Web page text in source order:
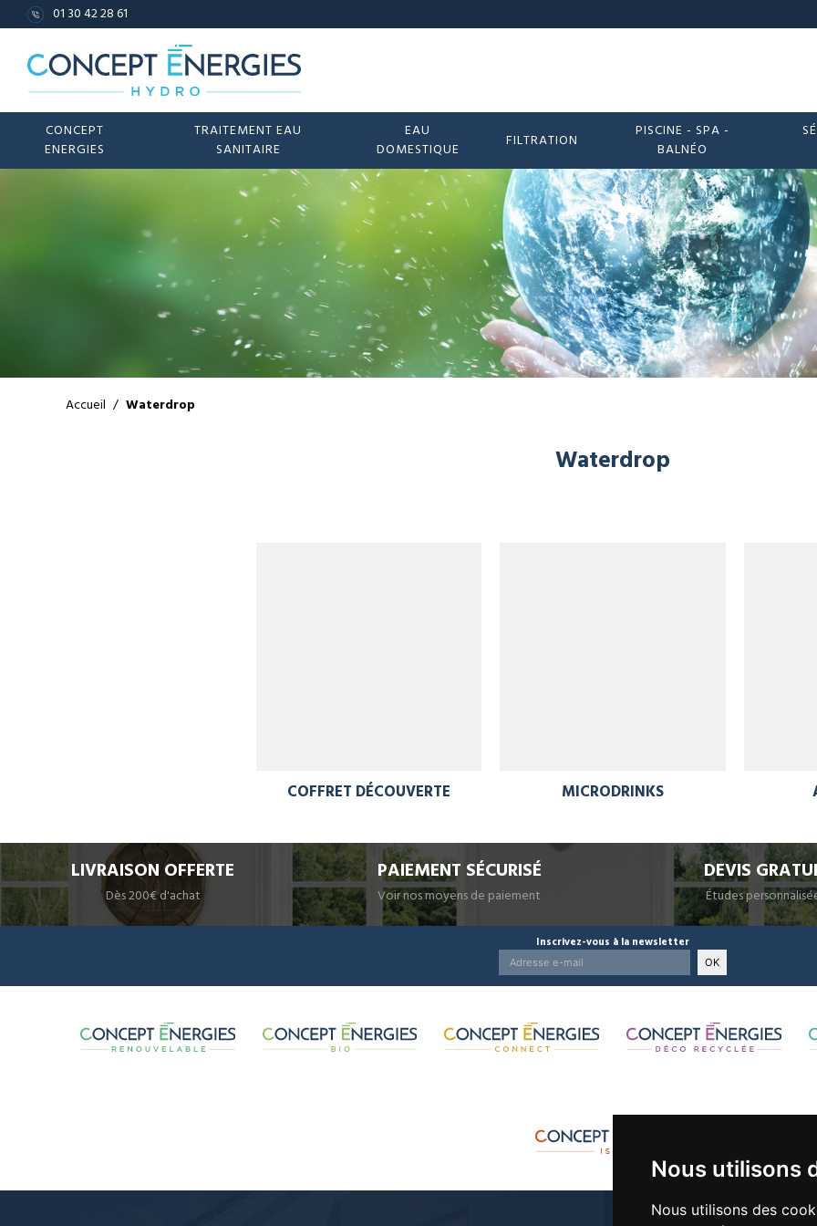
Nous utilisons
Nous utilisons des
01 30 42 28 61
CONCEPT
ENERGIES
TRAITEMENT EAU
SANITAIRE
EAU
DOMESTIQUE
FILTRATION
PISCINE - SPA -
BALNÉO
Accueil / Waterdrop
Waterdrop
COFFRET DÉCOUVERTE MICRODRINKS
LIVRAISON OFFERTE
Dès 200€ d'achat
PAIEMENT SÉCURISÉ
Voir nos moyens de paiement
DEVIS
Études
Inscrivez-vous à la newsletter
OK